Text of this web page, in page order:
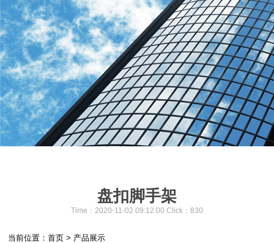
盘扣脚手架
Time：2020-11-02 09:12:00 Click： 830
当前位置：首页 > 产品展示